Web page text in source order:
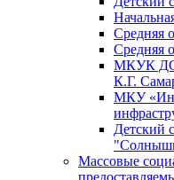
Средняя
Средняя
МКУК ДО
К.Г.
МКУ
Детский
Массовые